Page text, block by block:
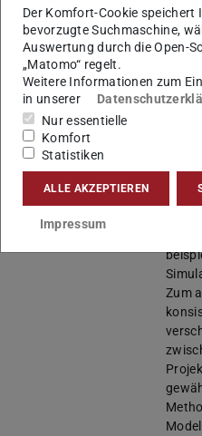
Fördergeber
Projektinhalt
Ziel
Zum
Der Komfort-Cookie speichert
bevorzugte Suchmaschine,
Auswertung durch die Open-
„Matomo“ regelt.
Weitere Informationen zum
in unserer
Nur essentielle
Komfort
Statistiken
ALLE AKZEPTIEREN
Impressum